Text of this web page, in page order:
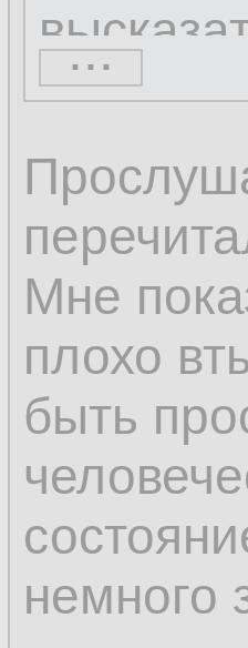
только
том,
а
только
...
Мне
плохо
быть
немного